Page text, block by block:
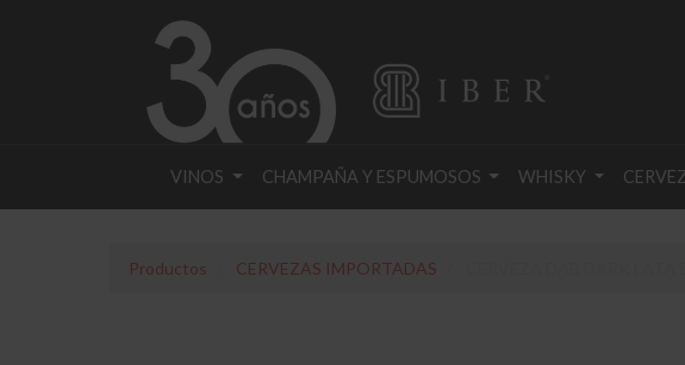
VINOS CHAMPAÑA Y ESPUMOSOS WHISKY
Productos CERVEZAS IMPORTADAS